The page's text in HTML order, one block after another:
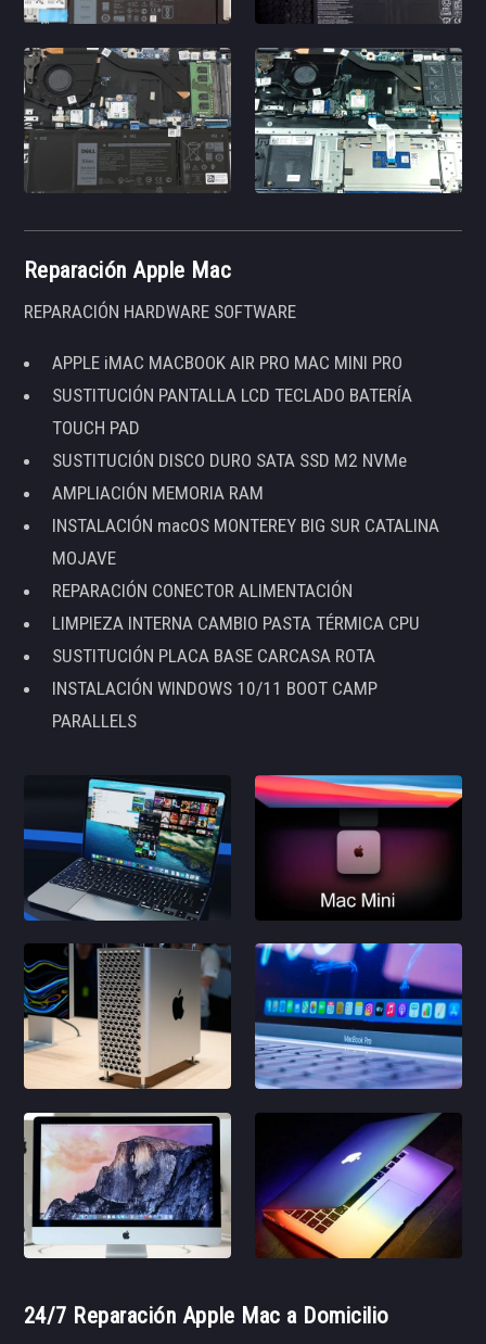
Reparación Apple Mac
REPARACIÓN HARDWARE SOFTWARE
APPLE iMAC MACBOOK AIR PRO MAC MINI PRO
SUSTITUCIÓN PANTALLA LCD TECLADO BATERÍA
TOUCH PAD
SUSTITUCIÓN DISCO DURO SATA SSD M2 NVMe
AMPLIACIÓN MEMORIA RAM
INSTALACIÓN macOS MONTEREY BIG SUR CATALINA
MOJAVE
REPARACIÓN CONECTOR ALIMENTACIÓN
LIMPIEZA INTERNA CAMBIO PASTA TÉRMICA CPU
SUSTITUCIÓN PLACA BASE CARCASA ROTA
INSTALACIÓN WINDOWS 10/11 BOOT CAMP
PARALLELS
24/7 Reparación Apple Mac a Domicilio